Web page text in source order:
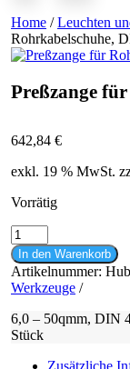
Home /Leuchten
Rohrkabelschuhe,
Preßzange
642,84 €
exkl. 19 % MwSt.
Vorrätig
Preßzange
für
Rohrkabelschuhe,
DIN
Menge
In den Warenkorb
Artikelnummer:
Werkzeuge
6,0 – 50qmm, DIN
Stück